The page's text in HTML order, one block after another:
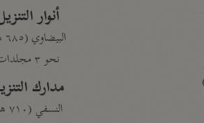
أنوار
البيضاوي (٦٨٥ هـ)
نحو ٣ مجلدات
مدارك
النسفي (٧١٠ هـ)